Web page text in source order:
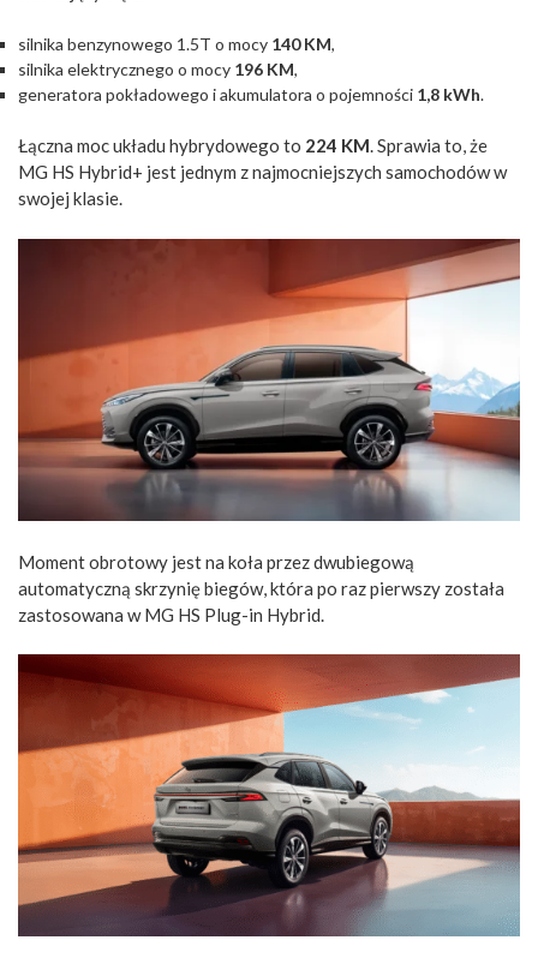
silnika benzynowego 1.5T o mocy 140 KM,
silnika elektrycznego o mocy 196 KM,
generatora pokładowego i akumulatora o pojemności 1,8 kWh.
Łączna moc układu hybrydowego to 224 KM. Sprawia to, że
MG HS Hybrid+ jest jednym z najmocniejszych samochodów w
swojej klasie.
Moment obrotowy jest na koła przez dwubiegową
automatyczną skrzynię biegów, która po raz pierwszy została
zastosowana w MG HS Plug-in Hybrid.